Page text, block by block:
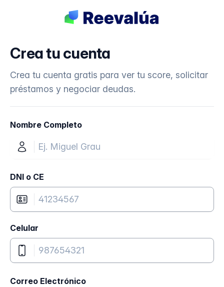
Crea tu cuenta
Crea tu cuenta gratis para ver tu score, solicitar
préstamos y negociar deudas.
Nombre Completo
DNI o CE
Celular
Correo Electrónico